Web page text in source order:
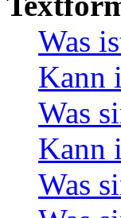
Was
Kann
Was
Kann
Was